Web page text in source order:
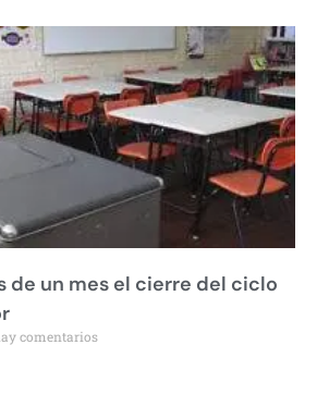
de un mes el cierre del ciclo
comentarios